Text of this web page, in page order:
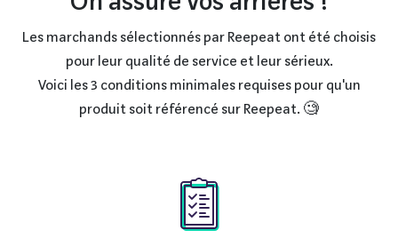
Les marchands sélectionnés par Reepeat ont été choisis
pour leur qualité de service et leur sérieux.
Voici les 3 conditions minimales requises pour qu'un
produit soit référencé sur Reepeat. 🧐